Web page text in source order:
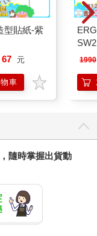
此，能夠分享親密感
愈多，然而，再怎麼
美好」的關係。就像
因為人際關係令自己
更加需要「體心」的
Fonagy），將「心
。這本書可說是第一
，為了讓讀者能將心
中，我將多年來進行
中。 本書總共分為
也仍然覺得很難經
、有多重要，以及
時會反而破壞關
說明它對人際關係
用讀心與體心時，
型貼紙-紫
67 元
車
泳
1990
隨時掌握出貨動